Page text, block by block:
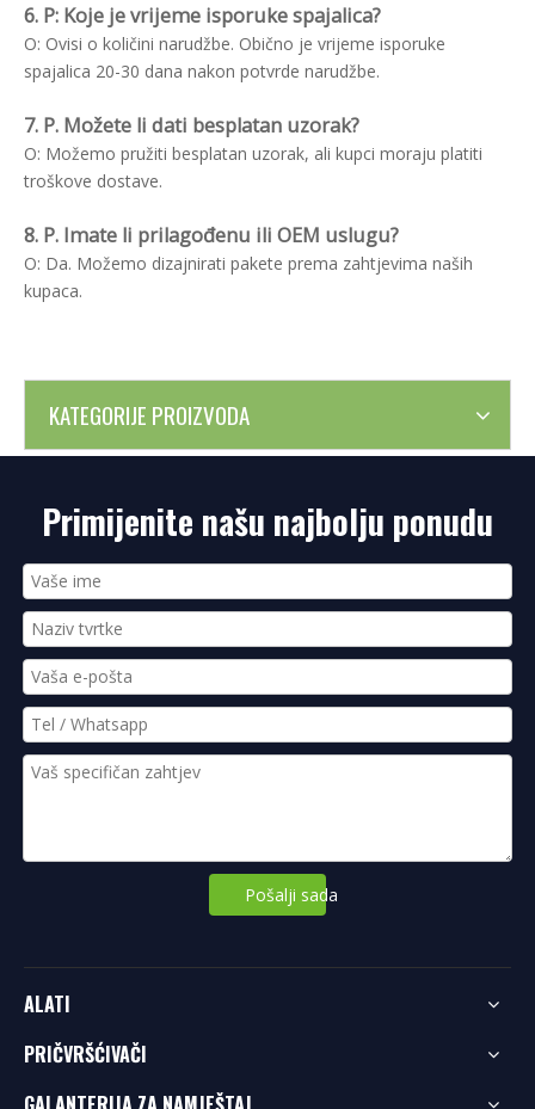
6. P: Koje je vrijeme isporuke spajalica?
O: Ovisi o količini narudžbe. Obično je vrijeme isporuke
spajalica 20-30 dana nakon potvrde narudžbe.
7. P. Možete li dati besplatan uzorak?
O: Možemo pružiti besplatan uzorak, ali kupci moraju platiti
troškove dostave.
8. P. Imate li prilagođenu ili OEM uslugu?
O: Da. Možemo dizajnirati pakete prema zahtjevima naših
kupaca.
KATEGORIJE PROIZVODA
Primijenite našu najbolju ponudu
Pošalji sada
ALATI
PRIČVRŠĆIVAČI